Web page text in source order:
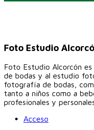
Foto Estudio
Foto Estudio Alcorcón
de bodas y al estudio
fotografía de bodas,
tanto a niños como a
profesionales y
Acceso